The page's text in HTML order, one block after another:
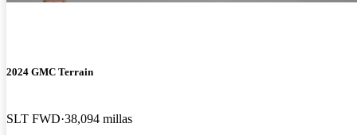
2024 GMC Terrain
SLT FWD 38,094 millas